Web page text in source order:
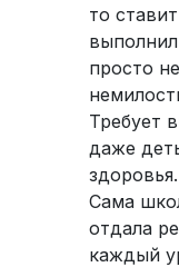
то
просто
Требует
даже
здоровья.
Сама
отдала
каждый